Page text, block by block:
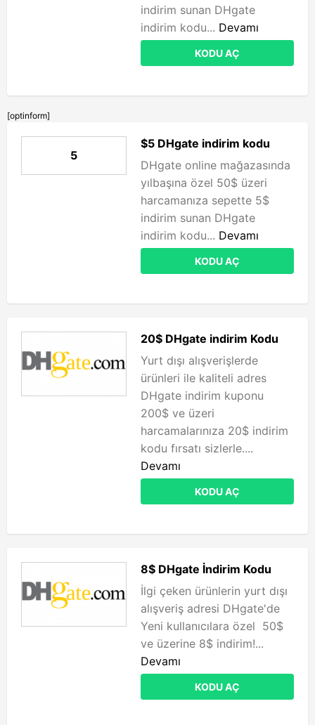
indirim sunan DHgate
indirim kodu... Devamı
KODU AÇ
[optinform]
5
$5 DHgate indirim kodu
DHgate online mağazasında
yılbaşına özel 50$ üzeri
harcamanıza sepette 5$
indirim sunan DHgate
indirim kodu... Devamı
KODU AÇ
20$ DHgate indirim Kodu
Yurt dışı alışverişlerde
ürünleri ile kaliteli adres
DHgate indirim kuponu
200$ ve üzeri
harcamalarınıza 20$ indirim
kodu fırsatı sizlerle....
Devamı
KODU AÇ
8$ DHgate İndirim Kodu
İlgi çeken ürünlerin yurt dışı
alışveriş adresi DHgate'de
Yeni kullanıcılara özel 50$
ve üzerine 8$ indirim!...
Devamı
KODU AÇ